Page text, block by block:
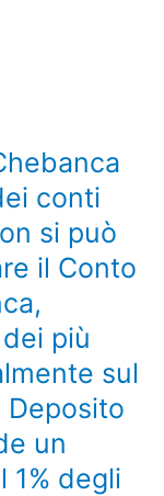
conti
si può
il Conto
più
sul
Deposito
un
1% degli